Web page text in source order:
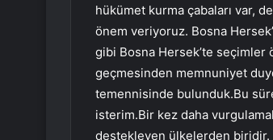
hükümet kurma çabaları var,
önem veriyoruz. Bosna
gibi Bosna Hersek’te
geçmesinden memnuniyet
temennisinde bulunduk.Bu
isterim.Bir kez daha
destekleyen ülkelerden biridir.